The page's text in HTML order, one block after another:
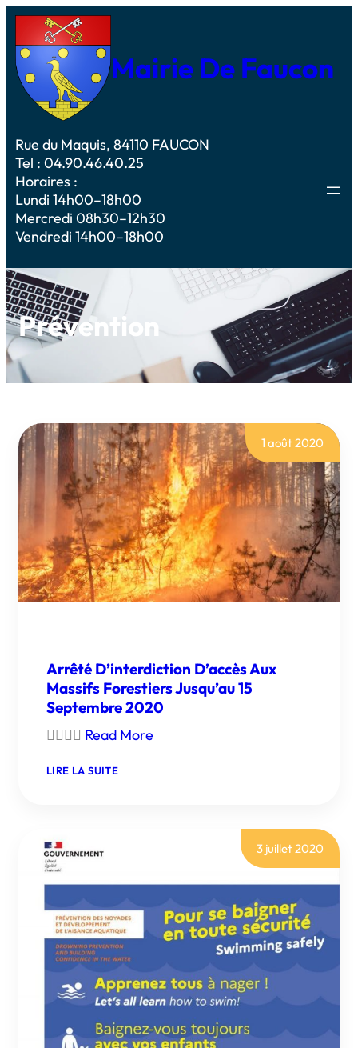
Mairie De Faucon
Rue du Maquis, 84110 FAUCON
Tel : 04.90.46.40.25
Horaires :
Lundi 14h00–18h00
Mercredi 08h30–12h30
Vendredi 14h00–18h00
Prévention
1 août 2020
Arrêté D’interdiction D’accès Aux
Massifs Forestiers Jusqu’au 15
Septembre 2020
 Read More
LIRE LA SUITE:
SEPTEMBRE
3 juillet 2020